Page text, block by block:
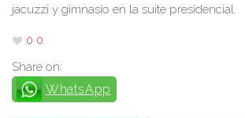
jacuzzi y gimnasio en la suite presidencial.
0 0
Share on:
WhatsApp